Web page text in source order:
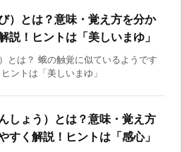
）とは？意味・覚え方を分か
説！ヒントは「美しいまゆ」
とは？ 蛾の触覚に似ているようです
ントは「美しいまゆ」
しょう）とは？意味・覚え方
すく解説！ヒントは「感心」